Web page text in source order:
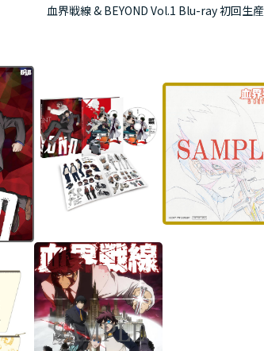
血界戦線 & BEYOND Vol.1 Blu-ray 初回生